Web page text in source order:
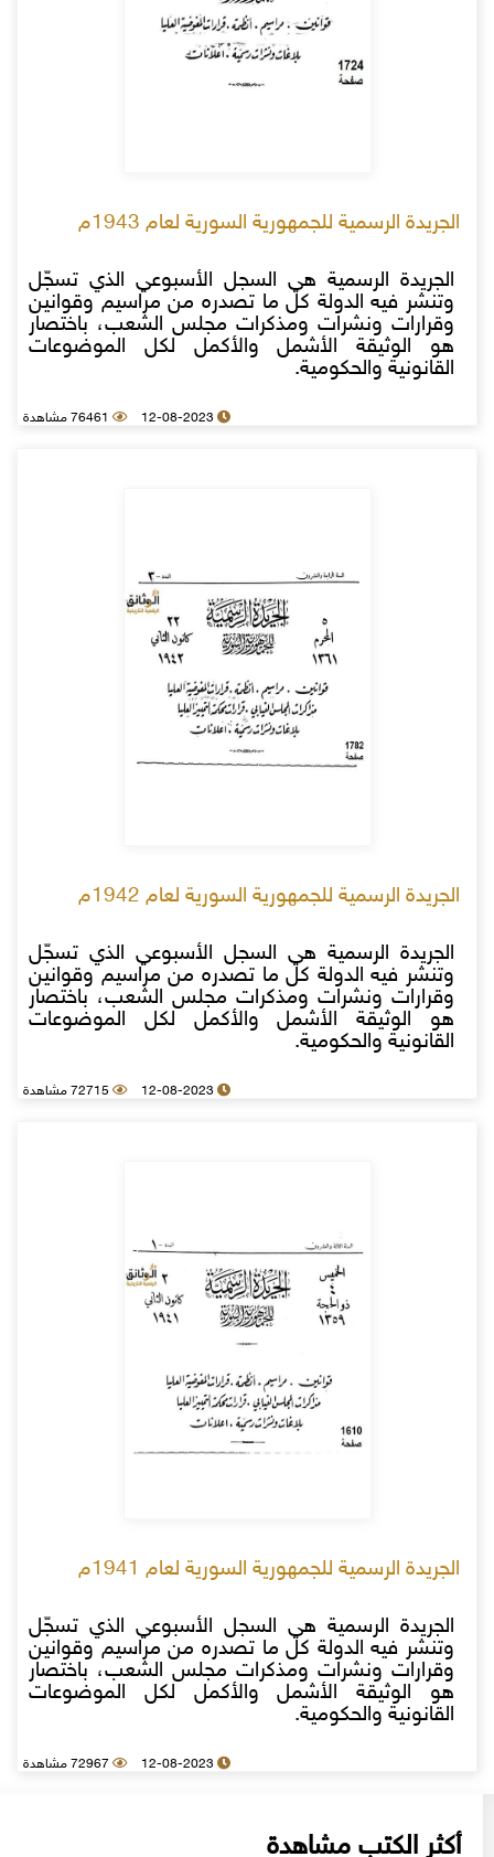
الجريدة الرسمية للجمهورية السورية لعام 1943م
الجريدة الرسمية هي السجل الأسبوعي الذي تسجّل
وتنشر فيه الدولة كل ما تصدره من مراسيم وقوانين
وقرارات ونشرات ومذكرات مجلس الشعب، باختصار
هو الوثيقة الأشمل والأكمل لكل الموضوعات
القانونية والحكومية.
12-08-2023 76461 مشاهدة
الجريدة الرسمية للجمهورية السورية لعام 1942م
الجريدة الرسمية هي السجل الأسبوعي الذي تسجّل
وتنشر فيه الدولة كل ما تصدره من مراسيم وقوانين
وقرارات ونشرات ومذكرات مجلس الشعب، باختصار
هو الوثيقة الأشمل والأكمل لكل الموضوعات
القانونية والحكومية.
12-08-2023 72715 مشاهدة
الجريدة الرسمية للجمهورية السورية لعام 1941م
الجريدة الرسمية هي السجل الأسبوعي الذي تسجّل
وتنشر فيه الدولة كل ما تصدره من مراسيم وقوانين
وقرارات ونشرات ومذكرات مجلس الشعب، باختصار
هو الوثيقة الأشمل والأكمل لكل الموضوعات
القانونية والحكومية.
12-08-2023 72967 مشاهدة
أكثر الكتب مشاهدة